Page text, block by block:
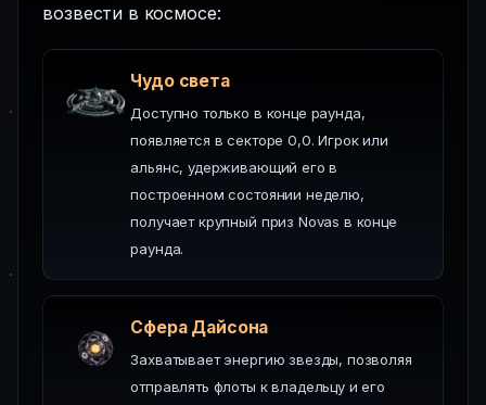
возвести в космосе:
Чудо света
Доступно только в конце раунда,
появляется в секторе 0,0. Игрок или
альянс, удерживающий его в
построенном состоянии неделю,
получает крупный приз Novas в конце
раунда.
Сфера Дайсона
Захватывает энергию звезды, позволяя
отправлять флоты к владельцу и его